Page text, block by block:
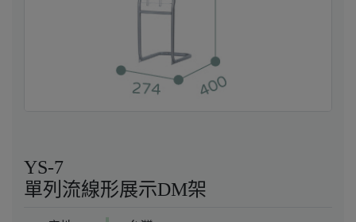
YS-7
單列流線形展示DM架